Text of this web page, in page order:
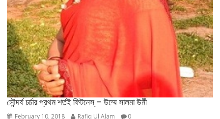
সৌন্দর্য চর্চার প্রথম শর্তই ফিটনেস্ – উম্মে সালমা উর্মী
February 10, 2018 Rafiq Ul Alam 0